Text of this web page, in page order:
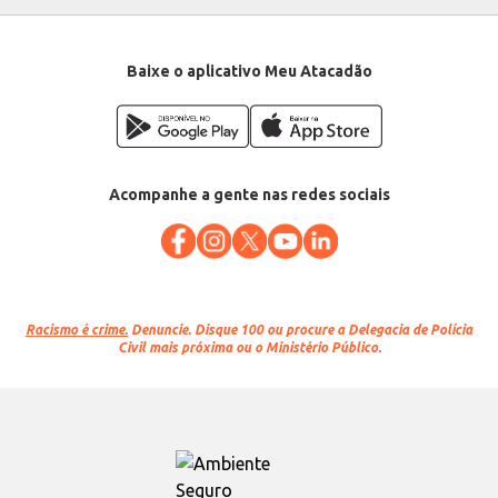
Baixe o aplicativo Meu Atacadão
Acompanhe a gente nas redes sociais
Racismo é crime. Denuncie. Disque 100 ou procure a Delegacia de Polícia
Civil mais próxima ou o Ministério Público.